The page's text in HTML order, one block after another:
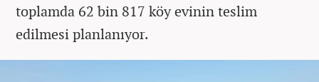
toplamda 62 bin 817 köy evinin teslim
edilmesi planlanıyor.